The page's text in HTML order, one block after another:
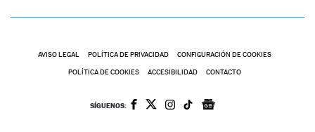
AVISO LEGAL POLÍTICA DE PRIVACIDAD CONFIGURACIÓN DE COOKIES
POLÍTICA DE COOKIES ACCESIBILIDAD CONTACTO
SÍGUENOS: